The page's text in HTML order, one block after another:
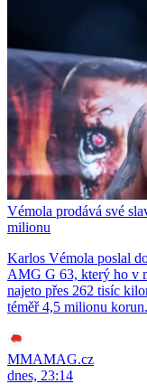
Vémola prodává své
milionu
Karlos Vémola poslal
AMG G 63, který ho v
najeto přes 262 tisíc
téměř 4,5 milionu korun.
MMAMAG.cz
dnes, 23:14